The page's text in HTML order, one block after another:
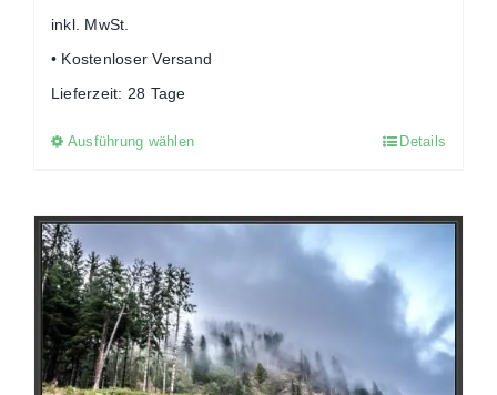
inkl. MwSt.
• Kostenloser Versand
Lieferzeit: 28 Tage
Ausführung wählenDieses
mehrere
auf.
Die
Optionen
können
Details